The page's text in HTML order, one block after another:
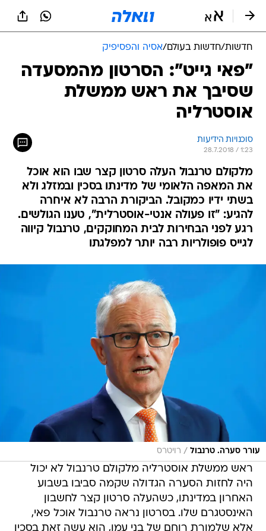
חדשות/חדשות בעולם/אסיה והפסיפיק
"פאי גייט": הסרטון מהמסעדה
שסיבך את ראש ממשלת
אוסטרליה
סוכנויות הידיעות
28.7.2018 / 1:23
מלקולם טרנבול העלה סרטון קצר שבו הוא אוכל
את המאפה הלאומי של מדינתו בסכין ובמזלג ולא
בשתי ידיו כמקובל. הביקורת הרבה לא איחרה
להגיע: "זו פעולה אנטי-אוסטרלית", טענו הגולשים.
רגע לפני הבחירות לבית המחוקקים, טרנבול קיווה
לגייס פופולריות רבה יותר למפלגתו
עורר סערה. טרנבול / רויטרס
ראש ממשלת אוסטרליה מלקולם טרנבול לא יכול
היה לחזות הסערה הגדולה שקמה סביבו בשבוע
האחרון במדינתו, כשהעלה סרטון קצר לחשבון
האינסטגרם שלו. בסרטון נראה טרנבול אוכל פאי,
אלא שלמורת רוחם של בני עמו, הוא עשה זאת בסכין